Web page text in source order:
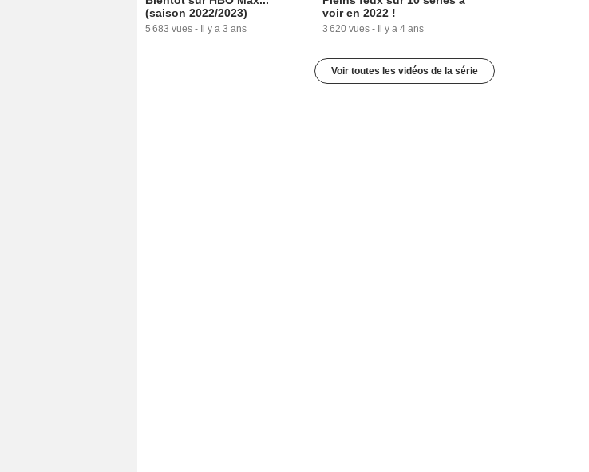
(saison 2022/2023)
5 683 vues - Il y a 3 ans
voir en 2022 !
3 620 vues - Il y a 4 ans
Voir toutes les vidéos de la série